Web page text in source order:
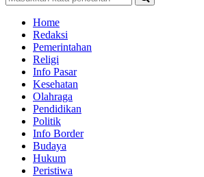
Home
Redaksi
Pemerintahan
Religi
Info Pasar
Kesehatan
Olahraga
Pendidikan
Politik
Info Border
Budaya
Hukum
Peristiwa